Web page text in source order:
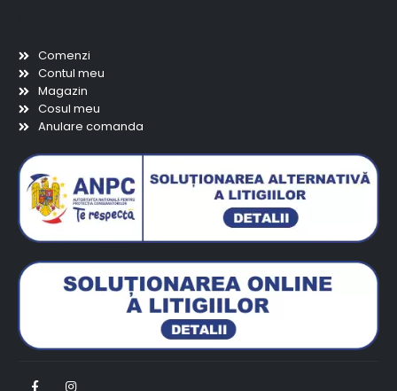
Comenzi
Contul meu
Magazin
Cosul meu
Anulare comanda